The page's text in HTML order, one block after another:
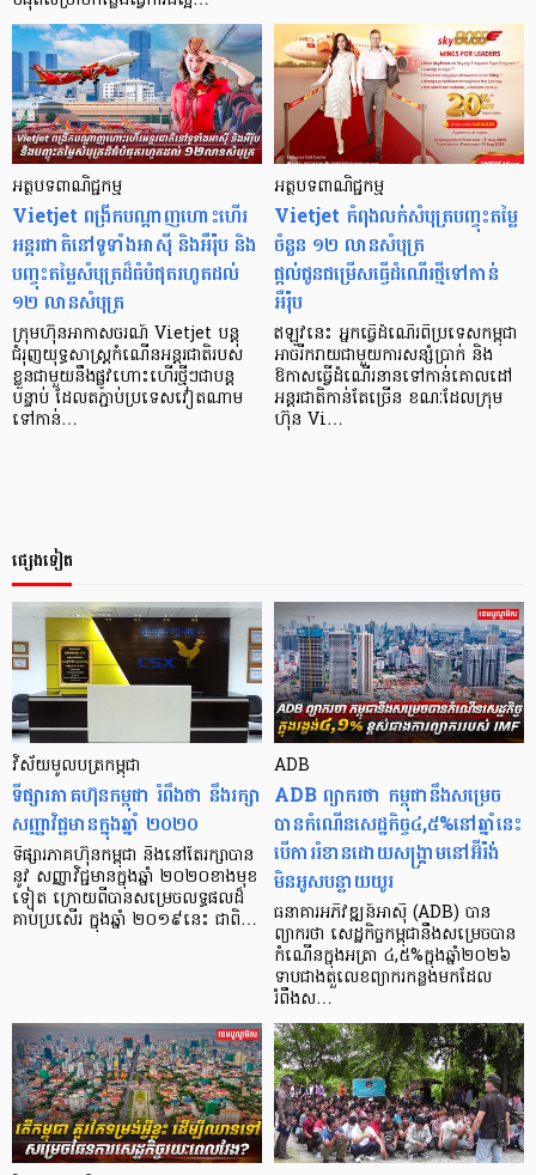
អត្ថបទពាណិជ្ជកម្ម
Vietjet ពង្រីកបណ្តាញហោះហើរ
អន្តរជាតិនៅទូទាំងអាស៊ី និងអឺរ៉ុប និង
បញ្ចុះតម្លៃសំបុត្រដ៏ធំបំផុតរហូតដល់
១២ លានសំបុត្រ
ក្រុមហ៊ុនអាកាសចរណ៍ Vietjet បន្ត
ជំរុញយុទ្ធសាស្ត្រកំណើនអន្តរជាតិរបស់
ខ្លួនជាមួយនឹងផ្លូវហោះហើរថ្មីៗជាបន្ត
បន្ទាប់ ដែលតភ្ជាប់ប្រទេសវៀតណាម
ទៅកាន់…
អត្ថបទពាណិជ្ជកម្ម
Vietjet កំពុងលក់សំបុត្របញ្ចុះតម្លៃ
ចំនួន ១២ លានសំបុត្រ
ផ្តល់ជូនជម្រើសធ្វើដំណើរថ្មីទៅកាន់
អឺរ៉ុប
ឥឡូវនេះ អ្នកធ្វើដំណើរពីប្រទេសកម្ពុជា
អាចរីករាយជាមួយការសន្សំប្រាក់ និង
ឱកាសធ្វើដំណើរនានទៅកាន់គោលដៅ
អន្តរជាតិកាន់តែច្រើន ខណៈដែលក្រុម
ហ៊ុន Vi…
ផ្សេងទៀត
វិស័យមូលបត្រកម្ពុជា
ទីផ្សារភាគហ៊ុនកម្ពុជា រំពឹងថា នឹងរក្សា
សញ្ញាវិជ្ជមានក្នុងឆ្នាំ ២០២០
ទីផ្សារភាគហ៊ុនកម្ពុជា នឹងនៅតែរក្សាបាន
នូវ សញ្ញាវិជ្ជមានក្នុងឆ្នាំ ២០២០ខាងមុខ
ទៀត ក្រោយពីបានសម្រេចលទ្ធផលដ៏
គាប់ប្រសើរ ក្នុងឆ្នាំ ២០១៩នេះ ជាពិ…
ADB
ADB ព្យាករថា កម្ពុជានឹងសម្រេច
បានកំណើនសេដ្ឋកិច្ច៤,៥%នៅឆ្នាំនេះ
បើការរំខានដោយសង្គ្រាមនៅអ៊ីរ៉ង់
មិនអូសបន្លាយយូរ
ធនាគារអភិវឌ្ឍន៍អាស៊ី (ADB) បាន
ព្យាករថា សេដ្ឋកិច្ចកម្ពុជានឹងសម្រេចបាន
កំណើនក្នុងអត្រា ៤,៥%ក្នុងឆ្នាំ២០២៦
ទាបជាងតួលេខព្យាករកន្លងមកដែល
រំពឹងស…